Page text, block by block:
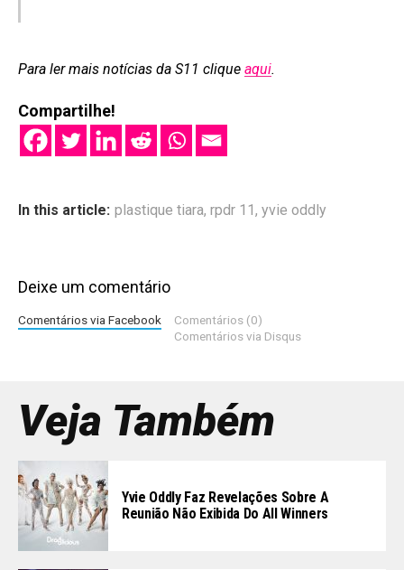
Para ler mais notícias da S11 clique aqui.
Compartilhe!
In this article: plastique tiara, rpdr 11, yvie oddly
Deixe um comentário
Comentários via Facebook
Comentários (0)
Comentários via Disqus
Veja Também
Yvie Oddly Faz Revelações Sobre A
Reunião Não Exibida Do All Winners